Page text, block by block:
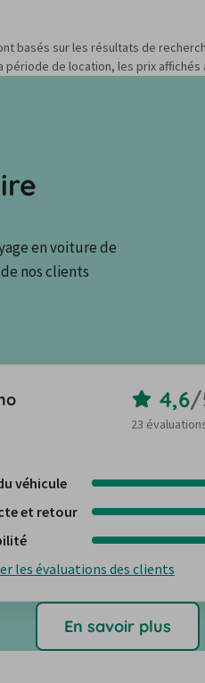
basés sur les résultats de
de location, les prix
en voiture de
nos clients
4,6/
23
véhicule
et retour
les évaluations des clients
En savoir plus